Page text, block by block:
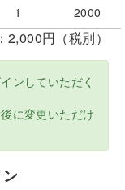
1 2000
2,000円（税別）
ンしていただく
に変更いただけ